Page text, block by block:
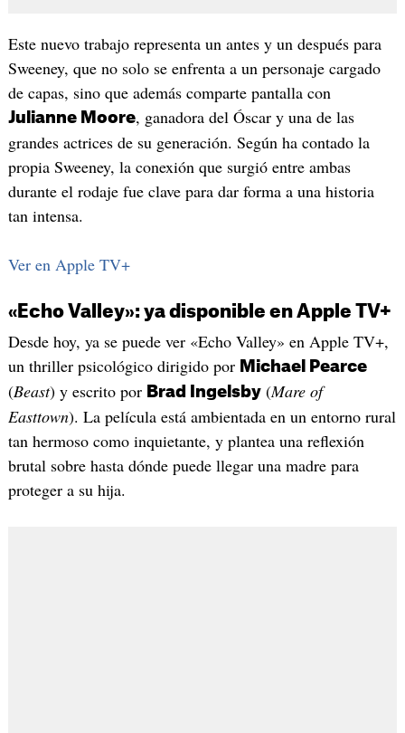
Este nuevo trabajo representa un antes y un después para
Sweeney, que no solo se enfrenta a un personaje cargado
de capas, sino que además comparte pantalla con
Julianne Moore, ganadora del Óscar y una de las
grandes actrices de su generación. Según ha contado la
propia Sweeney, la conexión que surgió entre ambas
durante el rodaje fue clave para dar forma a una historia
tan intensa.
Ver en Apple TV+
«Echo Valley»: ya disponible en Apple TV+
Desde hoy, ya se puede ver «Echo Valley» en Apple TV+,
un thriller psicológico dirigido por Michael Pearce
(Beast) y escrito por Brad Ingelsby(Mare of
Easttown). La película está ambientada en un entorno rural
tan hermoso como inquietante, y plantea una reflexión
brutal sobre hasta dónde puede llegar una madre para
proteger a su hija.